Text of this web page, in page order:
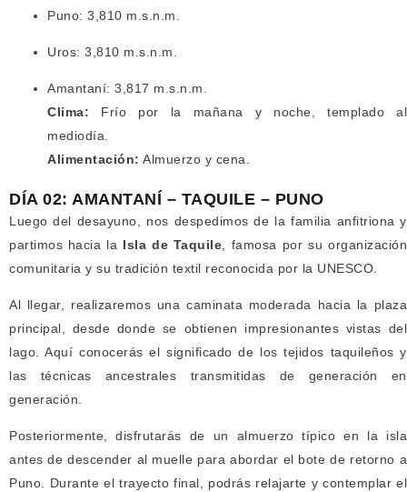
Puno: 3,810 m.s.n.m.
Uros: 3,810 m.s.n.m.
Amantaní: 3,817 m.s.n.m.
Clima: Frío por la mañana y noche, templado al
mediodía.
Alimentación: Almuerzo y cena.
DÍA 02: AMANTANÍ – TAQUILE – PUNO
Luego del desayuno, nos despedimos de la familia anfitriona y
partimos hacia la Isla de Taquile , famosa por su organización
comunitaria y su tradición textil reconocida por la UNESCO.
Al llegar, realizaremos una caminata moderada hacia la plaza
principal, desde donde se obtienen impresionantes vistas del
lago. Aquí conocerás el significado de los tejidos taquileños y
las técnicas ancestrales transmitidas de generación en
generación.
Posteriormente, disfrutarás de un almuerzo típico en la isla
antes de descender al muelle para abordar el bote de retorno a
Puno. Durante el trayecto final, podrás relajarte y contemplar el